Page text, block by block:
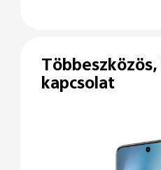
Többeszközös,
kapcsolat